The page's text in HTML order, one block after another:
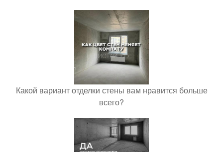
Какой вариант отделки стены вам нравится больше
всего?